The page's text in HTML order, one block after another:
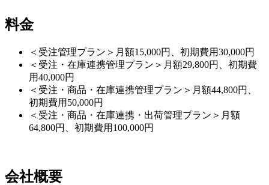
料金
＜受注管理プラン＞月額15,000円、初期費用30,000円
＜受注・在庫連携管理プラン＞月額29,800円、初期費
用40,000円
＜受注・商品・在庫連携管理プラン＞月額44,800円、
初期費用50,000円
＜受注・商品・在庫連携・出荷管理プラン＞月額
64,800円、初期費用100,000円
会社概要